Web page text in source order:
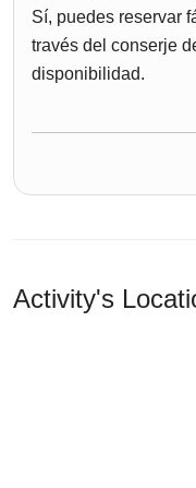
Sí, puedes reservar
través del conserje
disponibilidad.
Activity's